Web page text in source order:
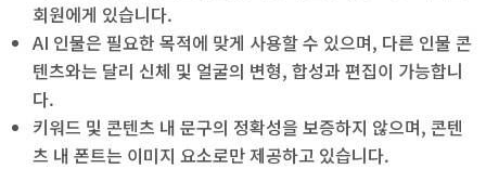
회원에게 있습니다.
AI 인물은 필요한 목적에 맞게 사용할 수 있으며, 다른 인물 콘
텐츠와는 달리 신체 및 얼굴의 변형, 합성과 편집이 가능합니
다.
키워드 및 콘텐츠 내 문구의 정확성을 보증하지 않으며, 콘텐
츠 내 폰트는 이미지 요소로만 제공하고 있습니다.